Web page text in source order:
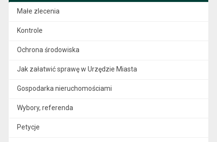
Małe zlecenia
Kontrole
Ochrona środowiska
Jak załatwić sprawę w Urzędzie Miasta
Gospodarka nieruchomościami
Wybory, referenda
Petycje